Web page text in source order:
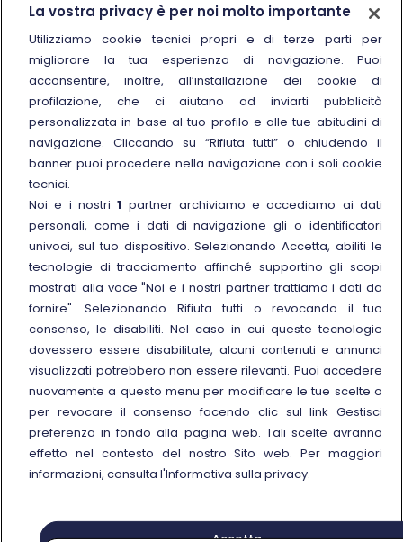
Chi siamo
Sostenibilità
Trenitalia for Business
Manuale di Conservazione
Link esterno
Carriere
Link esterno
La Freccia Mag
Link esterno
Noleggia un treno charter
Viaggi di gruppo
Seguici sui social
© Gruppo FS Italiane 2025
Note legali
Protezione dati personali
Accessibilità
Informativa sui cookies
Gestisci preferenza
La vostra privacy è per noi molto importante
Utilizziamo cookie tecnici propri e di terze parti per
migliorare la tua esperienza di navigazione. Puoi
acconsentire, inoltre, all’installazione dei cookie di
profilazione, che ci aiutano ad inviarti pubblicità
personalizzata in base al tuo profilo e alle tue abitudini di
navigazione. Cliccando su “Rifiuta tutti” o chiudendo il
banner puoi procedere nella navigazione con i soli cookie
tecnici.
Noi e i nostri1 partner archiviamo e accediamo ai dati
personali, come i dati di navigazione gli o identificatori
univoci, sul tuo dispositivo. Selezionando Accetta, abiliti le
tecnologie di tracciamento affinché supportino gli scopi
mostrati alla voce "Noi e i nostri partner trattiamo i dati da
fornire". Selezionando Rifiuta tutti o revocando il tuo
consenso, le disabiliti. Nel caso in cui queste tecnologie
dovessero essere disabilitate, alcuni contenuti e annunci
visualizzati potrebbero non essere rilevanti. Puoi accedere
nuovamente a questo menu per modificare le tue scelte o
per revocare il consenso facendo clic sul link Gestisci
preferenza in fondo alla pagina web. Tali scelte avranno
effetto nel contesto del nostro Sito web. Per maggiori
informazioni, consulta l'Informativa sulla privacy.
Accetta